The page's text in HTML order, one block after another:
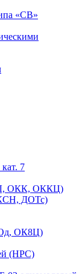
«СВ»
7
ОКК, ОККЦ)
ДОТс)
ОК8Ц)
(НРС)